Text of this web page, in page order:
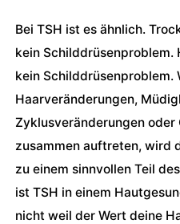
Bei TSH ist es ähnlich.
kein Schilddrüsenproblem.
kein Schilddrüsenproblem.
Haarveränderungen,
Zyklusveränderungen
zusammen auftreten, wird
zu einem sinnvollen Teil
ist TSH in einem
nicht weil der Wert deine